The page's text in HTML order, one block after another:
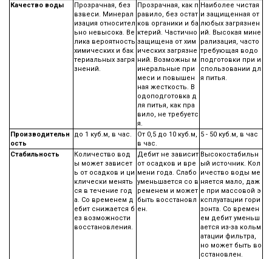
Качество воды
Прозрачная, без
взвеси. Минерал
изация относител
ьно невысока. Ве
лика вероятность
химических и бак
териальных загря
знений.
Прозрачная, как п
равило, без остат
ков органики и ба
ктерий. Частично
защищена от хим
ических загрязне
ний. Возможны м
инеральные при
меси и повышен
ная жесткость. В
одоподготовка д
ля питья, как пра
вило, не требуетс
я.
Наиболее чистая
и защищенная от
любых загрязнен
ий. Высокая мине
рализация, часто
требующая водо
подготовки при и
спользовании дл
я питья.
Производительн
ость
до 1 куб.м, в час.
От 0,5 до 10 куб.м,
в час.
5 - 50 куб.м, в час
Стабильность
Количество вод
ы может зависет
ь от осадков и ци
клически менять
ся в течение год
а. Со временем д
ебит снижается б
ез возможности
восстановления.
Дебит не зависит
от осадков и вре
мени года. Слабо
уменьшается со в
ременем и может
быть восстановл
ен.
Высокостабильн
ый источник. Кол
ичество воды ме
няется мало, даж
е при массовой э
ксплуатации гори
зонта. Со времен
ем дебит уменьш
ается из-за кольм
атации фильтра,
но может быть во
сстановлен.